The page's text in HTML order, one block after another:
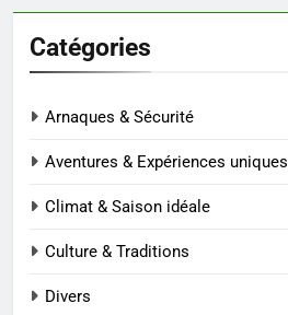
Catégories
Arnaques & Sécurité
Aventures & Expériences uniques
Climat & Saison idéale
Culture & Traditions
Divers